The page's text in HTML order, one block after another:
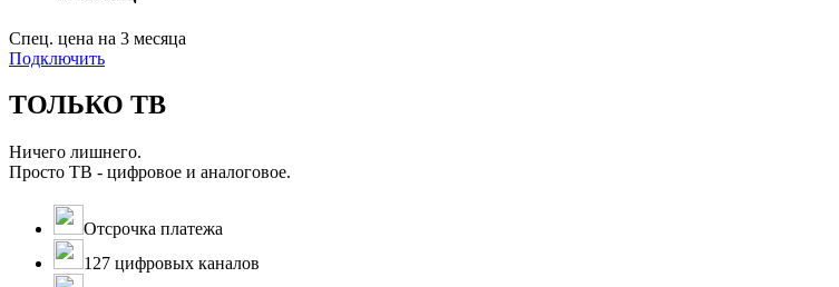
Cпец. цена на 3 месяца
Подключить
ТОЛЬКО ТВ
Ничего лишнего.
Просто ТВ - цифровое и аналоговое.
Отсрочка платежа
127 цифровых каналов